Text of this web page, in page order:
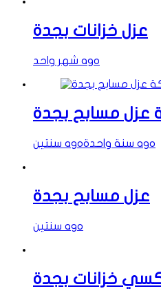
عزل خزانات بجدة
شهر واحد ago
عزل مسابح بجدة
سنتين ago سنة واحدة ago
عزل مسابح بجدة
سنتين ago
خزانات بجدة